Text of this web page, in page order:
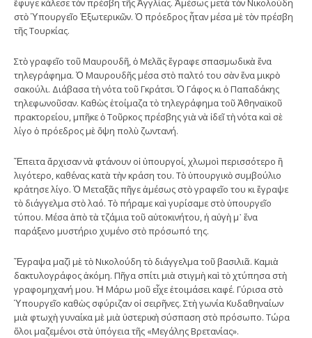
ἔφυγε κάλεσε τὸν πρέσβη τῆς Ἀγγλίας. Ἀμέσως μετὰ τὸν Νικολούδη
στὸ Ὑπουργεῖο Ἐξωτερικῶν. Ὁ πρόεδρος ἦταν μέσα μὲ τὸν πρέσβη
τῆς Τουρκίας.
Στὸ γραφεῖο τοῦ Μαυρουδῆ, ὁ Μελᾶς ἔγραφε σπασμωδικὰ ἕνα
τηλεγράφημα. Ὁ Μαυρουδῆς μέσα στὸ παλτό του σὰν ἕνα μικρὸ
σακούλι. Διάβασα τὴ νότα τοῦ Γκράτσι. Ὁ Γάφος κι ὁ Παπαδάκης
τηλεφωνοῦσαν. Καθὼς ἑτοίμαζα τὸ τηλεγράφημα τοῦ Ἀθηναϊκοῦ
πρακτορείου, μπῆκε ὁ Τοῦρκος πρέσβης γιὰ νὰ ἰδεῖ τὴ νότα καὶ σὲ
λίγο ὁ πρόεδρος μὲ ὄψη πολὺ ζωντανή.
Ἔπειτα ἄρχισαν νὰ φτάνουν οἱ ὑπουργοί, χλωμοὶ περισσότερο ἢ
λιγότερο, καθένας κατὰ τὴν κράση του. Τὸ ὑπουργικὸ συμβούλιο
κράτησε λίγο. Ὁ Μεταξᾶς πῆγε ἀμέσως στὸ γραφεῖο του κι ἔγραψε
τὸ διάγγελμα στὸ λαό. Τὸ πήραμε καὶ γυρίσαμε στὸ ὑπουργεῖο
τύπου. Μέσα ἀπὸ τὰ τζάμια τοῦ αὐτοκινήτου, ἡ αὐγὴ μ᾿ ἕνα
παράξενο μυστήριο χυμένο στὸ πρόσωπό της.
Ἔγραψα μαζὶ μὲ τὸ Νικολούδη τὸ διάγγελμα τοῦ βασιλιᾶ. Καμιὰ
δακτυλογράφος ἀκόμη. Πῆγα σπίτι μιὰ στιγμὴ καὶ τὸ χτύπησα στὴ
γραφομηχανή μου. Ἡ Μάρω μοῦ εἶχε ἑτοιμάσει καφέ. Γύρισα στὸ
Ὑπουργεῖο καθὼς σφύριζαν οἱ σειρῆνες. Στὴ γωνία Κυδαθηναίων
μιὰ φτωχὴ γυναίκα μὲ μιὰ ὑστερικὴ σύσπαση στὸ πρόσωπο. Τώρα
ὅλοι μαζεμένοι στὰ ὑπόγεια τῆς «Μεγάλης Βρετανίας».